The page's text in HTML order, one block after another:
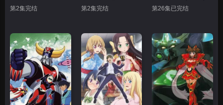
第2集完结 第2集完结 第26集已完结